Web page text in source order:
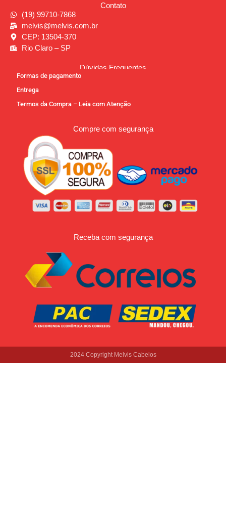
Contato
(19) 99710-7868
melvis@melvis.com.br
CEP: 13504-370
Rio Claro – SP
Dúvidas Frequentes
Formas de pagamento
Entrega
Termos da Compra – Leia com Atenção
Compre com segurança
Receba com segurança
2024 Copyright Melvis Cabelos